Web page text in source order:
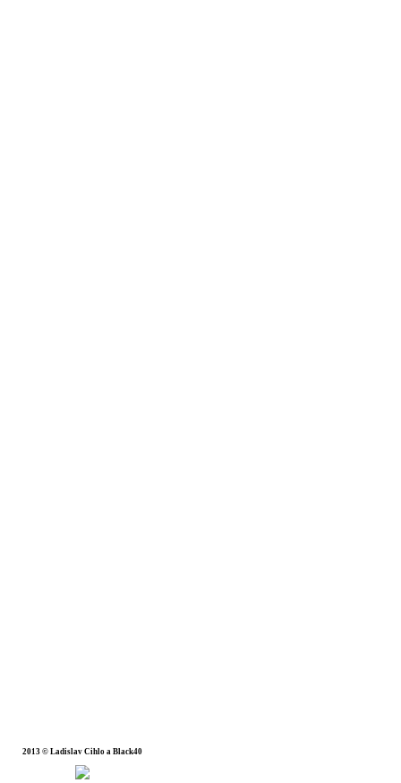
2013 © Ladislav Cihlo a Black40